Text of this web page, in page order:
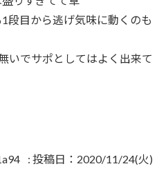
段目から逃げ気味に動くのも
いでサポとしてはよく出来て
: 投稿日：2020/11/24(火)